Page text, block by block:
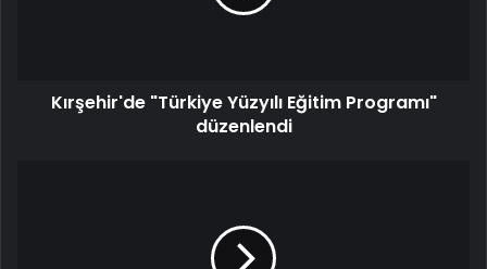
Kırşehir'de "Türkiye Yüzyılı Eğitim Programı"
düzenlendi